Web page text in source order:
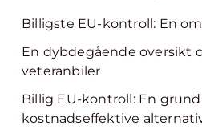
Billigste EU-kontroll: En
En dybdegående oversikt
veteranbiler
Billig EU-kontroll: En
kostnadseffektive